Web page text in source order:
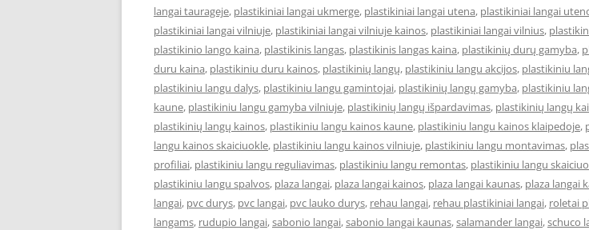
langai taurageje, plastikiniai langai ukmerge, plastikiniai langai utena, plastikiniai langai
plastikiniai langai vilniuje, plastikiniai langai vilniuje kainos, plastikiniai langai vilnius,
plastikinio lango kaina, plastikinis langas, plastikinis langas kaina, plastikinių durų gamyba,
duru kaina, plastikiniu duru kainos, plastikinių langų, plastikiniu langu akcijos, plastikiniu
plastikiniu langu dalys, plastikiniu langu gamintojai, plastikinių langų gamyba, plastikiniu
kaune, plastikiniu langu gamyba vilniuje, plastikinių langų išpardavimas, plastikinių langų
plastikinių langų kainos, plastikiniu langu kainos kaune, plastikiniu langu kainos klaipedoje,
langu kainos skaiciuokle, plastikiniu langu kainos vilniuje, plastikiniu langu montavimas,
profiliai, plastikiniu langu reguliavimas, plastikiniu langu remontas, plastikiniu langu
plastikiniu langu spalvos, plaza langai, plaza langai kainos, plaza langai kaunas, plaza langai
langai, pvc durys, pvc langai, pvc lauko durys, rehau langai, rehau plastikiniai langai, roletai
langams, rudupio langai,sabonio langai,sabonio langai kaunas,salamander langai,schuco